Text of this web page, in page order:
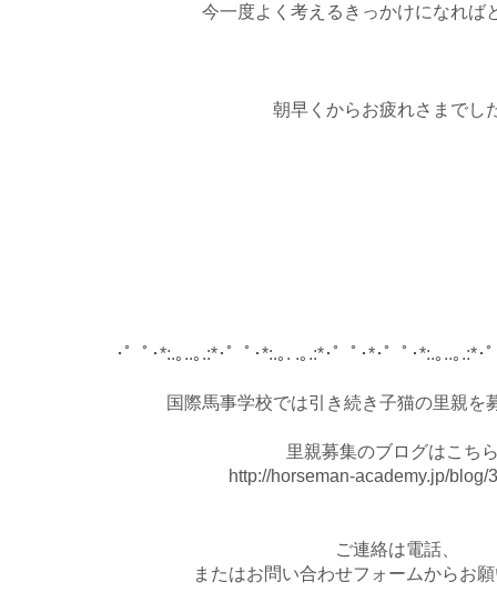
今一度よく考えるきっかけになれば
朝早くからお疲れさまでし
･゜ﾟ･*:.｡..｡.:*･゜ﾟ･*:.｡. .｡.:*･゜ﾟ･*･゜ﾟ･*:.｡..｡.:*･
国際馬事学校では引き続き子猫の里親を
里親募集のブログはこち
http://horseman-academy.jp/blog/
ご連絡は電話、
またはお問い合わせフォームからお